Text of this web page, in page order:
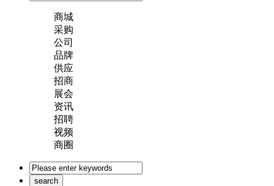
商城
采购
公司
品牌
供应
招商
展会
资讯
招聘
视频
商圈